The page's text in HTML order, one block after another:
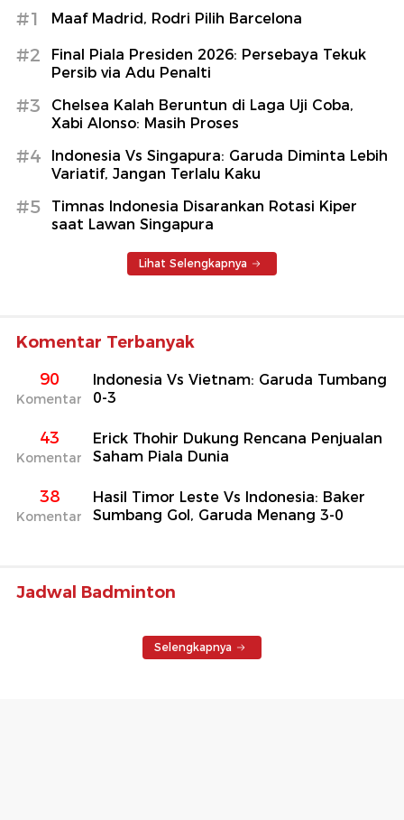
#1 Maaf Madrid, Rodri Pilih Barcelona
#2
Final Piala Presiden 2026: Persebaya Tekuk
Persib via Adu Penalti
#3
Chelsea Kalah Beruntun di Laga Uji Coba,
Xabi Alonso: Masih Proses
#4
Indonesia Vs Singapura: Garuda Diminta Lebih
Variatif, Jangan Terlalu Kaku
#5
Timnas Indonesia Disarankan Rotasi Kiper
saat Lawan Singapura
Lihat Selengkapnya
Komentar Terbanyak
90
Komentar
Indonesia Vs Vietnam: Garuda Tumbang
0-3
43
Komentar
Erick Thohir Dukung Rencana Penjualan
Saham Piala Dunia
38
Komentar
Hasil Timor Leste Vs Indonesia: Baker
Sumbang Gol, Garuda Menang 3-0
Jadwal Badminton
Selengkapnya